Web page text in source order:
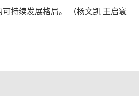
可持续发展格局。 （杨文凯 王启寰